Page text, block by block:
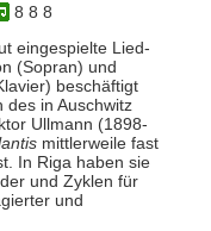
8 8 8
eingespielte Lied-
(Sopran) und
beschäftigt
des in Auschwitz
Ullmann (1898-
mittlerweile fast
In Riga haben sie
und Zyklen für
und